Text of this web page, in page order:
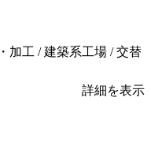
加工 / 建築系工場 / 交替
詳細を表示